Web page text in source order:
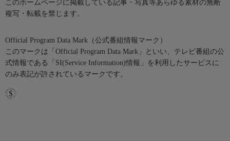
このホームページに掲載している記事・写真等あらゆる素材の無断
複写・転載を禁じます。
Official Program Data Mark（公式番組情報マーク）
このマークは「Official Program Data Mark」といい、テレビ番組の公
式情報である「SI(Service Information)情報」を利用したサービスに
のみ表記が許されているマークです。